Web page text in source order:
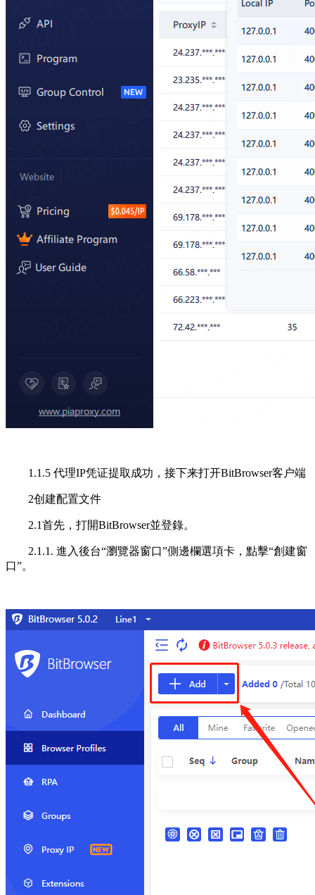
1.1.5 代理IP凭证提取成功，接下来打开BitBrowser客户端
2创建配置文件
2.1首先，打開BitBrowser並登錄。
2.1.1. 進入後台“瀏覽器窗口”側邊欄選項卡，點擊“創建窗
口”。